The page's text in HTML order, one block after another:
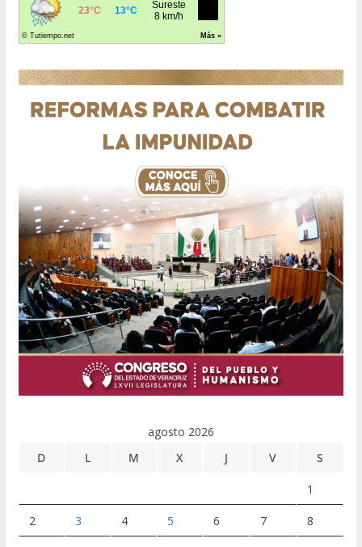
agosto 2026
D
L M X J V S
1
2 3 4 5 6 7 8